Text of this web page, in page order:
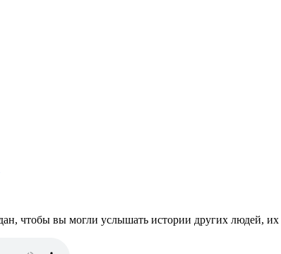
чтобы вы могли услышать истории других людей,